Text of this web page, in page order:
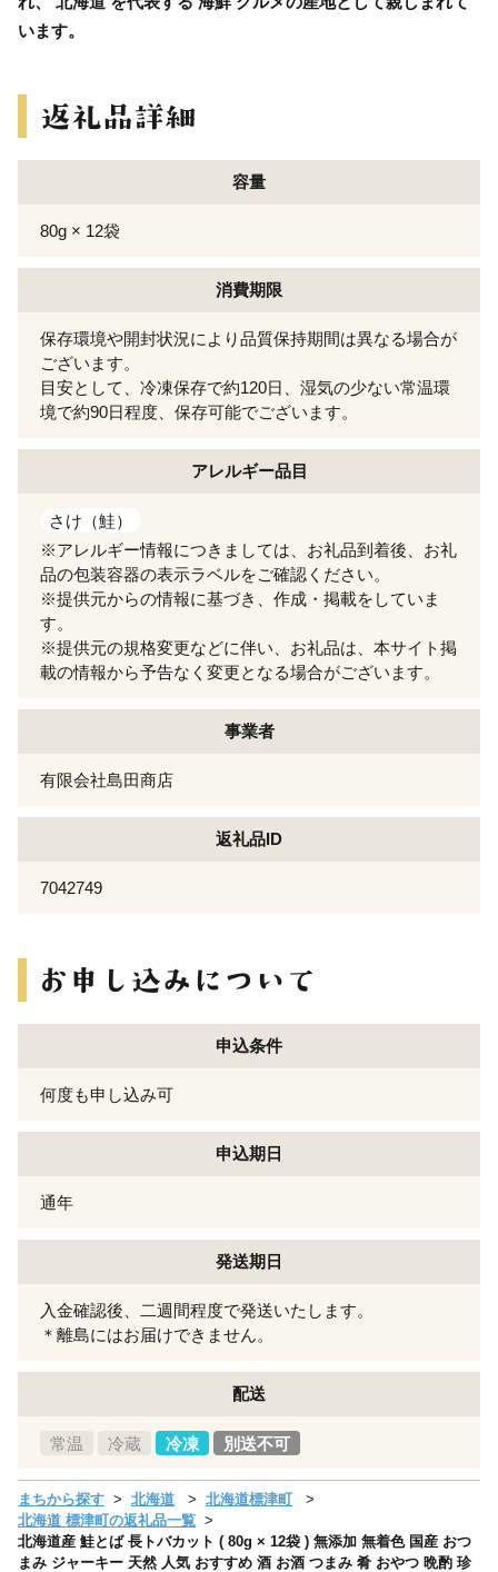
います。
容量
80g × 12袋
消費期限
保存環境や開封状況により品質保持期間は異なる場合が
ございます。
目安として、冷凍保存で約120日、湿気の少ない常温環
境で約90日程度、保存可能でございます。
アレルギー品目
さけ（鮭）
※アレルギー情報につきましては、お礼品到着後、お礼
品の包装容器の表示ラベルをご確認ください。
※提供元からの情報に基づき、作成・掲載をしていま
す。
※提供元の規格変更などに伴い、お礼品は、本サイト掲
載の情報から予告なく変更となる場合がございます。
事業者
有限会社島田商店
返礼品ID
7042749
申込条件
何度も申し込み可
申込期日
通年
発送期日
入金確認後、二週間程度で発送いたします。
＊離島にはお届けできません。
配送
常温 冷蔵 冷凍 別送不可
まちから探す 北海道
北海道標津町
北海道 標津町の返礼品一覧
北海道産 鮭とば 長トバカット ( 80g × 12袋 ) 無添加 無着色 国産 おつ
まみ ジャーキー 天然 人気 おすすめ 酒 お酒 つまみ 肴 おやつ 晩酌 珍